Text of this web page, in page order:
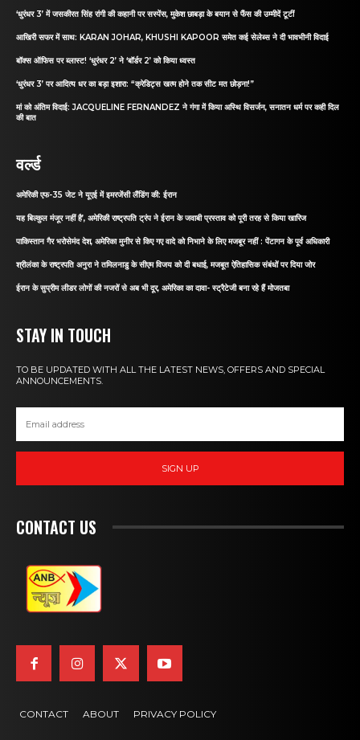
‘धुरंधर 3’ में जसकीरत सिंह रांगी की कहानी पर सस्पेंस, मुकेश छाबड़ा के बयान से फैंस की उम्मीदें टूटीं
आखिरी सफर में साथ: KARAN JOHAR, KHUSHI KAPOOR समेत कई सेलेब्स ने दी भावभीनी विदाई
बॉक्स ऑफिस पर ब्लास्ट! ‘धुरंधर 2’ ने ‘बॉर्डर 2’ को किया ध्वस्त
‘धुरंधर 3’ पर आदित्य धर का बड़ा इशारा: “क्रेडिट्स खत्म होने तक सीट मत छोड़ना!”
मां को अंतिम विदाई: JACQUELINE FERNANDEZ ने गंगा में किया अस्थि विसर्जन, सनातन धर्म पर कही दिल
की बात
वर्ल्ड
अमेरिकी एफ-35 जेट ने यूएई में इमरजेंसी लैंडिंग की: ईरान
यह बिल्कुल मंजूर नहीं है’, अमेरिकी राष्ट्रपति ट्रंप ने ईरान के जवाबी प्रस्ताव को पूरी तरह से किया खारिज
पाकिस्तान गैर भरोसेमंद देश, अमेरिका मुनीर से किए गए वादे को निभाने के लिए मजबूर नहीं : पेंटागन के पूर्व अधिकारी
श्रीलंका के राष्ट्रपति अनुरा ने तमिलनाडु के सीएम विजय को दी बधाई, मजबूत ऐतिहासिक संबंधों पर दिया जोर
ईरान के सुप्रीम लीडर लोगों की नजरों से अब भी दूर, अमेरिका का दावा- स्ट्रैटेजी बना रहे हैं मोजतबा
STAY IN TOUCH
TO BE UPDATED WITH ALL THE LATEST NEWS, OFFERS AND SPECIAL
ANNOUNCEMENTS.
SIGN UP
CONTACT US
CONTACT ABOUT PRIVACY POLICY